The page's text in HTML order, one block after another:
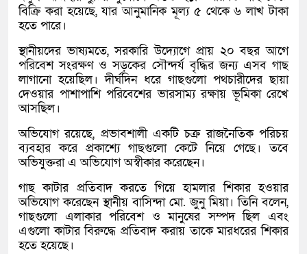
বিক্রি করা হয়েছে, যার আনুমানিক মূল্য ৫ থেকে ৬ লাখ টাকা
হতে পারে।
স্থানীয়দের ভাষ্যমতে, সরকারি উদ্যোগে প্রায় ২০ বছর আগে
পরিবেশ সংরক্ষণ ও সড়কের সৌন্দর্য বৃদ্ধির জন্য এসব গাছ
লাগানো হয়েছিল। দীর্ঘদিন ধরে গাছগুলো পথচারীদের ছায়া
দেওয়ার পাশাপাশি পরিবেশের ভারসাম্য রক্ষায় ভূমিকা রেখে
আসছিল।
অভিযোগ রয়েছে, প্রভাবশালী একটি চক্র রাজনৈতিক পরিচয়
ব্যবহার করে প্রকাশ্যে গাছগুলো কেটে নিয়ে গেছে। তবে
অভিযুক্তরা এ অভিযোগ অস্বীকার করেছেন।
গাছ কাটার প্রতিবাদ করতে গিয়ে হামলার শিকার হওয়ার
অভিযোগ করেছেন স্থানীয় বাসিন্দা মো. জুনু মিয়া। তিনি বলেন,
গাছগুলো এলাকার পরিবেশ ও মানুষের সম্পদ ছিল এবং
এগুলো কাটার বিরুদ্ধে প্রতিবাদ করায় তাকে মারধরের শিকার
হতে হয়েছে।